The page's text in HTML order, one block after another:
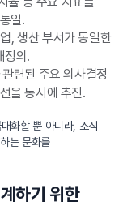
일.
, 생산 부서가 동일한
정의.
련된 주요 의사결정
을 동시에 추진.
화할 뿐 아니라, 조직
는 문화를
하기 위한